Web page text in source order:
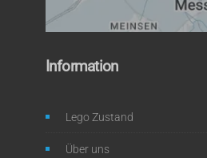
Information
Lego Zustand
Über uns